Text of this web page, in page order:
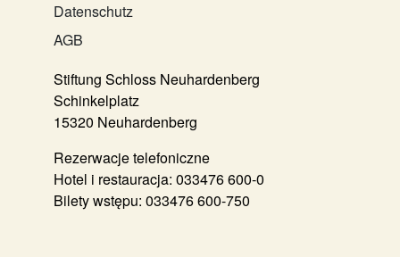
Datenschutz
AGB
Stiftung Schloss Neuhardenberg
Schinkelplatz
15320 Neuhardenberg
Rezerwacje telefoniczne
Hotel i restauracja: 033476 600-0
Bilety wstępu: 033476 600-750